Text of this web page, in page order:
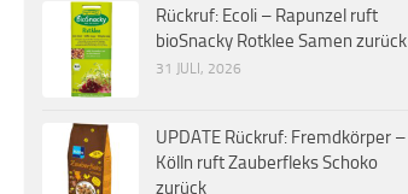
Rückruf: Ecoli – Rapunzel ruft
bioSnacky Rotklee Samen zurück
31 JULI, 2026
UPDATE Rückruf: Fremdkörper –
Kölln ruft Zauberfleks Schoko
zurück